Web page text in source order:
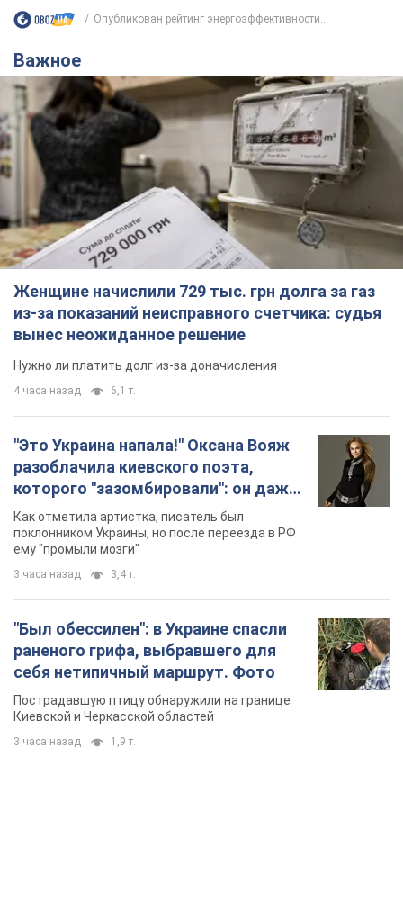
Опубликован рейтинг энергоэффективности...
Важное
Женщине начислили 729 тыс. грн долга за газ
из-за показаний неисправного счетчика: судья
вынес неожиданное решение
Нужно ли платить долг из-за доначисления
4 часа назад 6,1 т.
"Это Украина напала!" Оксана Вояж
разоблачила киевского поэта,
которого "зазомбировали": он даже
русского не знал, а теперь хочет
геноцида украинцев
Как отметила артистка, писатель был
поклонником Украины, но после переезда в РФ
ему "промыли мозги"
3 часа назад 3,4 т.
"Был обессилен": в Украине спасли
раненого грифа, выбравшего для
себя нетипичный маршрут. Фото
Пострадавшую птицу обнаружили на границе
Киевской и Черкасской областей
3 часа назад 1,9 т.